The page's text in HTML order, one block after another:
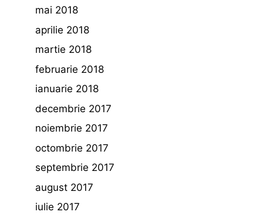
mai 2018
aprilie 2018
martie 2018
februarie 2018
ianuarie 2018
decembrie 2017
noiembrie 2017
octombrie 2017
septembrie 2017
august 2017
iulie 2017